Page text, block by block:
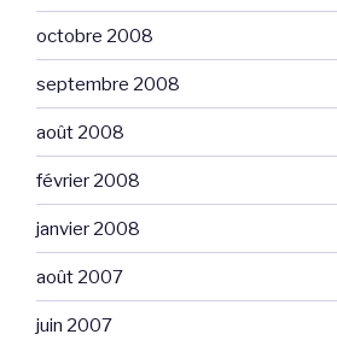
octobre 2008
septembre 2008
août 2008
février 2008
janvier 2008
août 2007
juin 2007